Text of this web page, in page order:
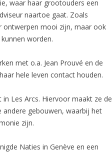
waar haar grootouders een
naartoe gaat. Zoals
ontwerpen mooi zijn, maar ook
worden.
met o.a. Jean Prouvé en de
hele leven contact houden.
Les Arcs. Hiervoor maakt ze de
gebouwen, waarbij het
zijn.
Naties in Genève en een